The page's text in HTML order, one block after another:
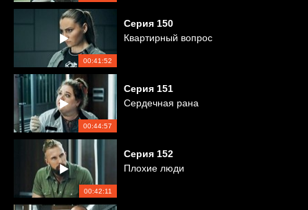
00:41:52
Серия 150
Квартирный вопрос
00:44:57
Серия 151
Сердечная рана
00:42:11
Серия 152
Плохие люди